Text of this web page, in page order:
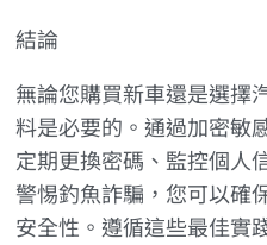
結論
無論您購買新車還是選擇
料是必要的。通過加密敏
定期更換密碼、監控個人
警惕釣魚詐騙，您可以確
安全性。遵循這些最佳實